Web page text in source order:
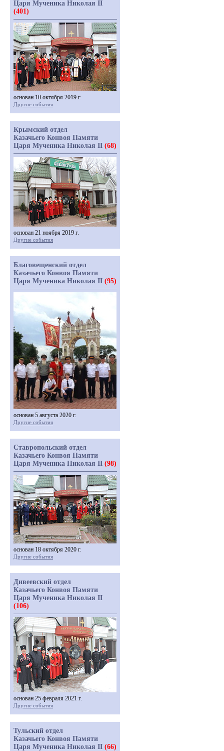
Царя Мученика Николая II
(401)
основан 10 октября 2019 г.
Другие события
Крымский отдел
Казачьего Конвоя Памяти
Царя Мученика Николая II (68)
основан 21 ноября 2019 г.
Другие события
Благовещенский отдел
Казачьего Конвоя Памяти
Царя Мученика Николая II (95)
основан 5 августа 2020 г.
Другие события
Ставропольский отдел
Казачьего Конвоя Памяти
Царя Мученика Николая II (98)
основан 18 октября 2020 г.
Другие события
Дивеевский отдел
Казачьего Конвоя Памяти
Царя Мученика Николая II
(106)
основан 25 февраля 2021 г.
Другие события
Тульский отдел
Казачьего Конвоя Памяти
Царя Мученика Николая II (66)